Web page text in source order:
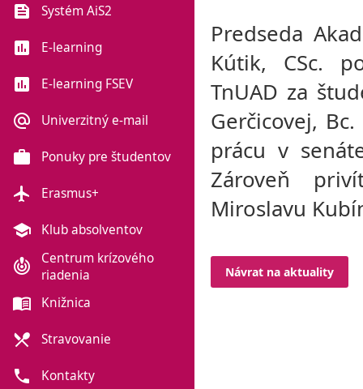
Predseda
Kútik, CSc.
TnUAD za
Gerčicovej,
prácu v
Zároveň
Miroslavu
Návrat na aktuality
feed Systém AiS2
poll E-learning
poll E-learning FSEV
alternate_email Univerzitný e-mail
work Ponuky pre študentov
flight Erasmus+
school Klub absolventov
crisis_alert
Centrum krízového
riadenia
menu_book Knižnica
local_dining Stravovanie
phone Kontakty